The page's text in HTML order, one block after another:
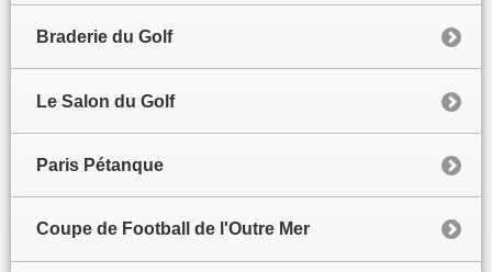
Braderie du Golf
Le Salon du Golf
Paris Pétanque
Coupe de Football de l'Outre Mer